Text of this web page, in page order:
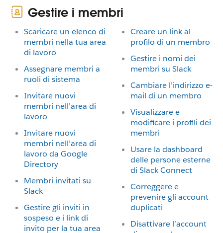
Gestire i membri
Scaricare un elenco di
membri nella tua area
di lavoro
Assegnare membri a
ruoli di sistema
Invitare nuovi
membri nell’area di
lavoro
Invitare nuovi
membri nell’area di
lavoro da Google
Directory
Membri invitati su
Slack
Gestire gli inviti in
sospeso e i link di
invito per la tua area
Creare un link al
profilo di un membro
Gestire i nomi dei
membri su Slack
Cambiare l’indirizzo e-
mail di un membro
Visualizzare e
modificare i profili dei
membri
Usare la dashboard
delle persone esterne
di Slack Connect
Correggere e
prevenire gli account
duplicati
Disattivare l’account